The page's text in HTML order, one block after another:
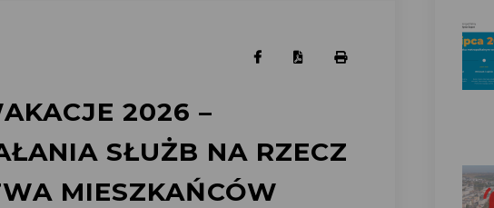
2026 –
SŁUŻB NA RZECZ
MIESZKAŃCÓW